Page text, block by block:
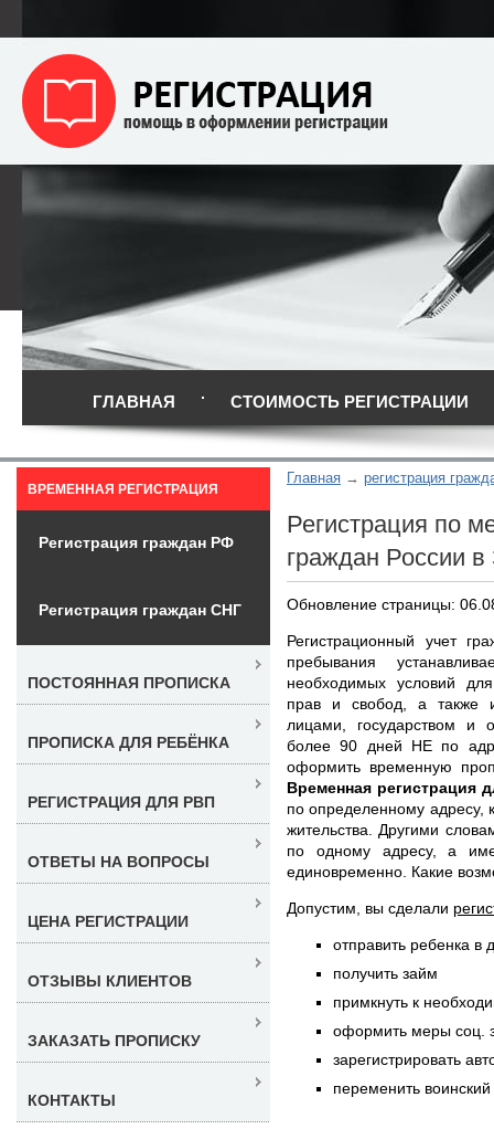
ГЛАВНАЯ СТОИМОСТЬ РЕГИСТРАЦИИ
Главная регистрация
Регистрация по
граждан России в
Обновление страницы:
Регистрационный учет
пребывания
необходимых условий
прав и свобод, а также
лицами, государством и
более 90 дней НЕ по
оформить временную
Временная регистрация
по определенному адресу,
жительства. Другими
по одному адресу, а
единовременно. Какие
Допустим, вы сделали
отправить ребенка в
получить займ
примкнуть к
оформить меры соц.
зарегистрировать
переменить воинский
ВРЕМЕННАЯ РЕГИСТРАЦИЯ
Регистрация граждан РФ
Регистрация граждан СНГ
ПОСТОЯННАЯ ПРОПИСКА
ПРОПИСКА ДЛЯ РЕБЁНКА
РЕГИСТРАЦИЯ ДЛЯ РВП
ОТВЕТЫ НА ВОПРОСЫ
ЦЕНА РЕГИСТРАЦИИ
ОТЗЫВЫ КЛИЕНТОВ
ЗАКАЗАТЬ ПРОПИСКУ
КОНТАКТЫ